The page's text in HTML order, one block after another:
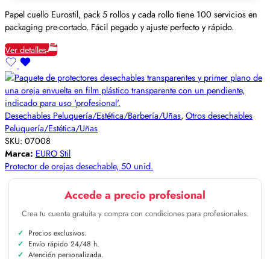
Papel cuello Eurostil, pack 5 rollos y cada rollo tiene 100 servicios en
packaging pre-cortado. Fácil pegado y ajuste perfecto y rápido.
Ver detalles
Desechables Peluquería/Estética/Barbería/Uñas, Otros desechables
Peluquería/Estética/Uñas
SKU: 07008
Marca: EURO Stil
Protector de orejas desechable, 50 unid.
Accede a precio profesional
Crea tu cuenta gratuita y compra con condiciones para profesionales.
Precios exclusivos.
Envío rápido 24/48 h.
Atención personalizada.